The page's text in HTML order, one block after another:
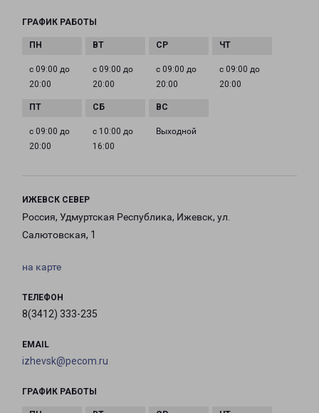
ГРАФИК РАБОТЫ
с 09:00 до
20:00
с 09:00 до
20:00
с 09:00 до
20:00
с 09:00 до
20:00
с 09:00 до
20:00
с 10:00 до
16:00
Выходной
ИЖЕВСК СЕВЕР
Россия, Удмуртская Республика, Ижевск, ул.
Салютовская, 1
на карте
ТЕЛЕФОН
8(3412) 333-235
EMAIL
izhevsk@pecom.ru
ГРАФИК РАБОТЫ